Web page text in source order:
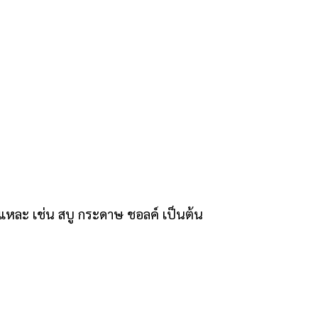
ละ เช่น สบู กระดาษ ชอลค์ เป็นต้น